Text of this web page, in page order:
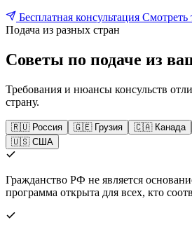
Бесплатная консультация Смотреть
Подача из разных стран
Советы по подаче из
Требования и нюансы консульств
страну.
🇷🇺 Россия 🇬🇪 Грузия 🇨🇦 Канада
🇺🇸 США
Гражданство РФ не является
программа открыта для всех, кто